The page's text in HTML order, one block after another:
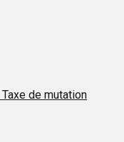
Taxe de mutation